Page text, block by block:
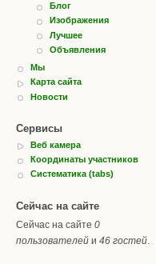
Блог
Изображения
Лучшее
Объявления
Мы
Карта сайта
Новости
Сервисы
Веб камера
Координаты участников
Систематика (tabs)
Сейчас на сайте
Сейчас на сайте 0
пользователей и 46 гостей